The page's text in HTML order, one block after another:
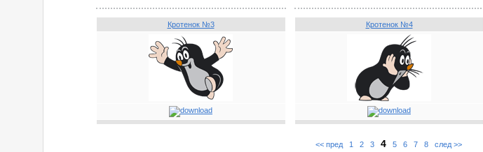
Кротенок №3 Кротенок №4
<< пред 1 2 3 4 5 6 7 8 след >>